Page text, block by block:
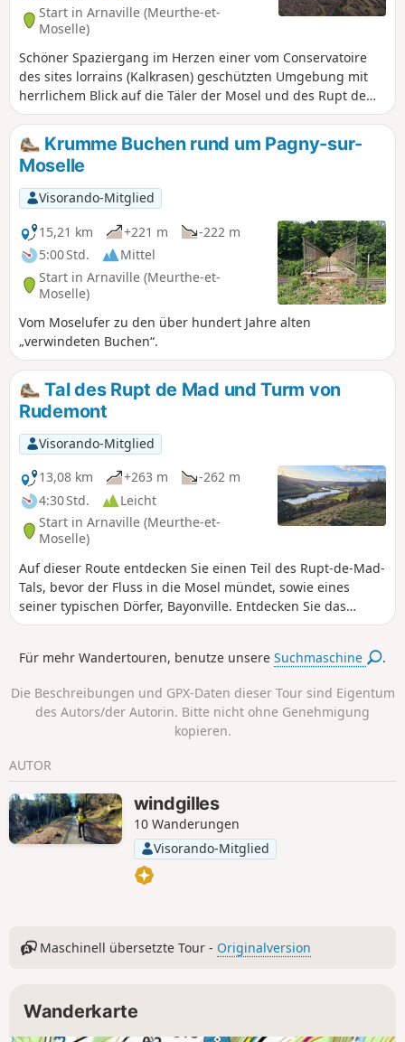
Start in Arnaville (Meurthe-et-
Moselle)
Schöner Spaziergang im Herzen einer vom Conservatoire
des sites lorrains (Kalkrasen) geschützten Umgebung mit
herrlichem Blick auf die Täler der Mosel und des Rupt de
Mad.
Krumme Buchen rund um Pagny-sur-
Moselle
Visorando-Mitglied
15,21 km
+221 m
-222 m
5:00 Std.
Mittel
Start in Arnaville (Meurthe-et-
Moselle)
Vom Moselufer zu den über hundert Jahre alten
„verwindeten Buchen“.
Tal des Rupt de Mad und Turm von
Rudemont
Visorando-Mitglied
13,08 km
+263 m
-262 m
4:30 Std.
Leicht
Start in Arnaville (Meurthe-et-
Moselle)
Auf dieser Route entdecken Sie einen Teil des Rupt-de-Mad-
Tals, bevor der Fluss in die Mosel mündet, sowie eines
seiner typischen Dörfer, Bayonville. Entdecken Sie das
Plateau von Rudemont auf einer Route abseits der
Für mehr Wandertouren, benutze unsereSuchmaschine .
Die Beschreibungen und GPX-Daten dieser Tour sind Eigentum
des Autors/der Autorin. Bitte nicht ohne Genehmigung
kopieren.
AUTOR
windgilles
10 Wanderungen
Visorando-Mitglied
Maschinell übersetzte Tour - Originalversion
Wanderkarte